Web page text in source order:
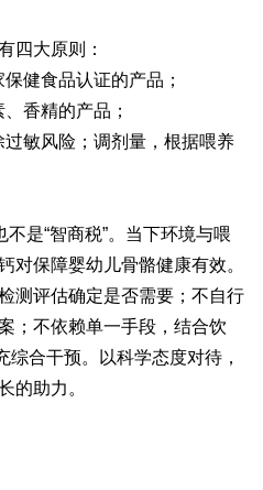
四大原则：
健食品认证的产品；
香精的产品；
敏风险；调剂量，根据喂养
不是“智商税”。当下环境与喂
对保障婴幼儿骨骼健康有效。
测评估确定是否需要；不自行
；不依赖单一手段，结合饮
综合干预。以科学态度对待，
的助力。